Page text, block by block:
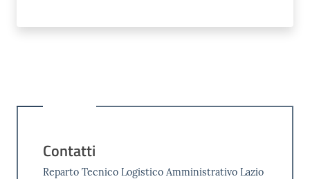
Contatti
Reparto Tecnico Logistico Amministrativo Lazio